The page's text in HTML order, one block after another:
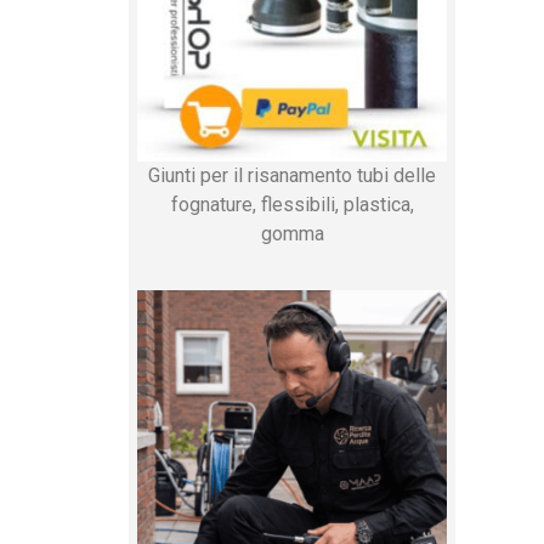
Giunti per il risanamento tubi delle
fognature, flessibili, plastica,
gomma